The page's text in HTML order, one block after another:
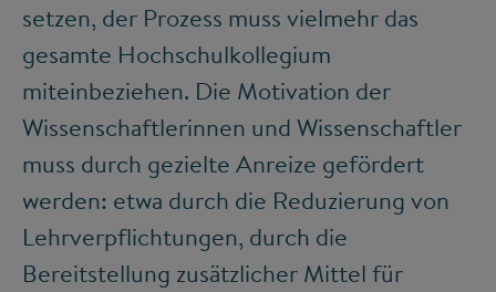
setzen, der Prozess muss vielmehr das
gesamte Hochschulkollegium
miteinbeziehen. Die Motivation der
Wissenschaftlerinnen und Wissenschaftler
muss durch gezielte Anreize gefördert
werden: etwa durch die Reduzierung von
Lehrverpflichtungen, durch die
Bereitstellung zusätzlicher Mittel für